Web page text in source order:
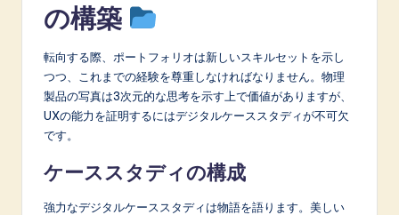
の構築
転向する際、ポートフォリオは新しいスキルセットを示し
つつ、これまでの経験を尊重しなければなりません。物理
製品の写真は3次元的な思考を示す上で価値がありますが、
UXの能力を証明するにはデジタルケーススタディが不可欠
です。
ケーススタディの構成
強力なデジタルケーススタディは物語を語ります。美しい